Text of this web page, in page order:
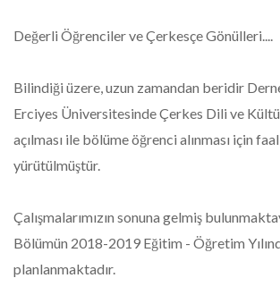
Değerli Öğrenciler ve Çerkesçe Gönülleri....
Bilindiği üzere, uzun zamandan beridir
Erciyes Üniversitesinde Çerkes Dili ve
açılması ile bölüme öğrenci alınması için
yürütülmüştür.
Çalışmalarımızın sonuna gelmiş
Bölümün 2018-2019 Eğitim - Öğretim
planlanmaktadır.